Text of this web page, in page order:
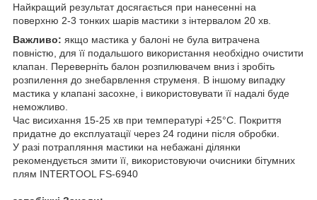
Найкращий результат досягається при нанесенні на
поверхню 2-3 тонких шарів мастики з інтервалом 20 хв.
Важливо: якщо мастика у балоні не була витрачена
повністю, для її подальшого використання необхідно очистити
клапан. Переверніть балон розпилювачем вниз і зробіть
розпилення до знебарвлення струменя. В іншому випадку
мастика у клапані засохне, і використовувати її надалі буде
неможливо.
Час висихання 15-25 хв при температурі +25°С. Покриття
придатне до експлуатації через 24 години після обробки.
У разі потрапляння мастики на небажані ділянки
рекомендується змити її, використовуючи очисники бітумних
плям INTERTOOL FS-6940